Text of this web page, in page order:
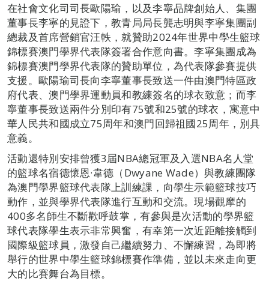
在社會文化司司長歐陽瑜，以及李寧品牌創始人、集團
董事長李寧的見證下，教青局局長龔志明與李寧集團副
總裁及首席營銷官汪軼，就贊助2024年世界中學生籃球
錦標賽澳門學界代表隊簽署合作意向書。李寧集團成為
錦標賽澳門學界代表隊的贊助單位，為代表隊參賽提供
支援。歐陽瑜司長向李寧董事長致送一件由澳門特區政
府代表、澳門學界運動員和教練簽名的球衣致意；而李
寧董事長致送兩件分別印有75號和25號的球衣，寓意中
華人民共和國成立75周年和澳門回歸祖國25周年，別具
意義。
活動還特別安排曾獲3屆NBA總冠軍及入選NBA名人堂
的籃球名宿德懷恩·韋德（Dwyane Wade）與教練團隊
為澳門學界籃球代表隊上訓練課，向學生示範籃球技巧
動作，並與學界代表隊進行互動和交流。現場觀摩的
400多名師生不斷歡呼鼓掌，有參與是次活動的學界籃
球代表隊學生表示非常興奮，有幸第一次近距離接觸到
國際級籃球員，激發自己繼續努力、不懈練習，為即將
舉行的世界中學生籃球錦標賽作準備，並以未來走向更
大的比賽舞台為目標。